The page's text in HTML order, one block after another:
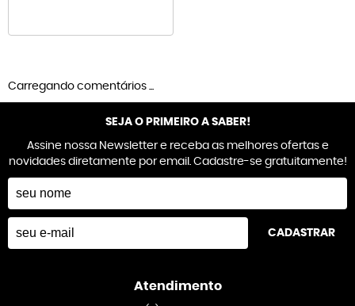
Carregando comentários ...
SEJA O PRIMEIRO A SABER!
Assine nossa Newsletter e receba as melhores ofertas e
novidades diretamente por email. Cadastre-se gratuitamente!
CADASTRAR
Atendimento